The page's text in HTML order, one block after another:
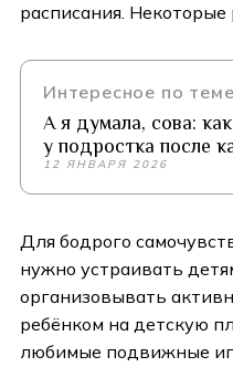
расписания.
Интересное по теме
А я думала, сова:
у подростка после
12 ЯНВАРЯ 2026
Для бодрого
нужно устраивать
организовывать
ребёнком на детскую
любимые подвижные